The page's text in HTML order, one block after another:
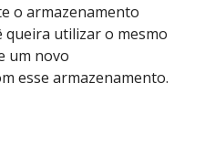
o armazenamento
queira utilizar o mesmo
um novo
esse armazenamento.